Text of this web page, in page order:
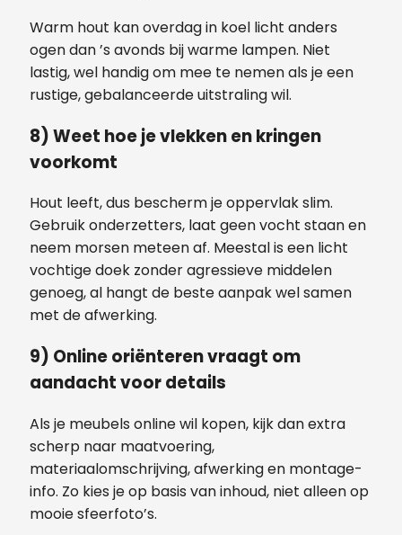
Warm hout kan overdag in koel licht anders
ogen dan ’s avonds bij warme lampen. Niet
lastig, wel handig om mee te nemen als je een
rustige, gebalanceerde uitstraling wil.
8) Weet hoe je vlekken en kringen
voorkomt
Hout leeft, dus bescherm je oppervlak slim.
Gebruik onderzetters, laat geen vocht staan en
neem morsen meteen af. Meestal is een licht
vochtige doek zonder agressieve middelen
genoeg, al hangt de beste aanpak wel samen
met de afwerking.
9) Online oriënteren vraagt om
aandacht voor details
Als je meubels online wil kopen, kijk dan extra
scherp naar maatvoering,
materiaalomschrijving, afwerking en montage-
info. Zo kies je op basis van inhoud, niet alleen op
mooie sfeerfoto’s.